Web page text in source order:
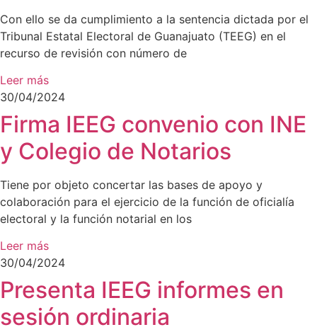
Con ello se da cumplimiento a la sentencia dictada por el
Tribunal Estatal Electoral de Guanajuato (TEEG) en el
recurso de revisión con número de
Leer más
30/04/2024
Firma IEEG convenio con INE
y Colegio de Notarios
Tiene por objeto concertar las bases de apoyo y
colaboración para el ejercicio de la función de oficialía
electoral y la función notarial en los
Leer más
30/04/2024
Presenta IEEG informes en
sesión ordinaria